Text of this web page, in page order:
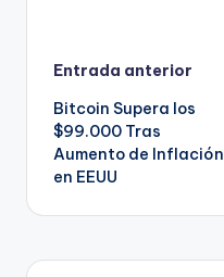
Navegación
de
entradas
Entrada anterior
Bitcoin Supera los
$99.000 Tras
Aumento de Inflación
en EEUU